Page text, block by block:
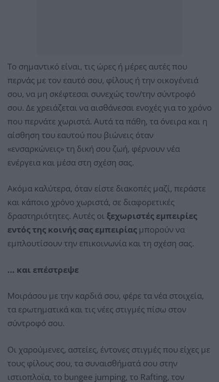
Το σημαντικό είναι, τις ώρες ή μέρες αυτές που
περνάς με τον εαυτό σου, φίλους ή την οικογένειά
σου, να μη σκέφτεσαι συνεχώς τον/την σύντροφό
σου. Δε χρειάζεται να αισθάνεσαι ενοχές για το χρόνο
που περνάτε χωριστά. Αυτά τα πάθη, τα όνειρα και η
αίσθηση του εαυτού που βιώνεις όταν
«ενσαρκώνεις» τη δική σου ζωή, φέρνουν νέα
ενέργεια και μέσα στη σχέση σας.
Ακόμα καλύτερα, όταν είστε διακοπές μαζί, περάστε
και κάποιο χρόνο χωριστά, σε διαφορετικές
δραστηριότητες. Αυτές οι ξεχωριστές εμπειρίες
εντός της κοινής σας εμπειρίας μπορούν να
εμπλουτίσουν την επικοινωνία και τη σχέση σας.
... και επέστρεψε
Μοιράσου με την καρδιά σου, φέρε τα νέα στοιχεία,
τα ερωτηματικά και τις νέες στιγμές πίσω στον
σύντροφό σου.
Οι χαρούμενες, αστείες, έντονες στιγμές που είχες με
τους φίλους σου, τα συναισθήματά σου στην
ιστιοπλοϊα, το bungee jumping, το Rafting, τον